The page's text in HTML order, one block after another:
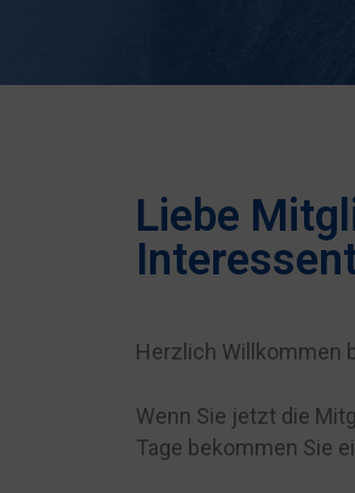
Liebe
Herzlich Willkommen
Wenn Sie jetzt die
Tage bekommen Sie